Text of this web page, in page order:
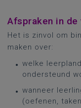
Afspraken in de
Het is zinvol om
maken over:
welke
ondersteund
wanneer
(oefenen,